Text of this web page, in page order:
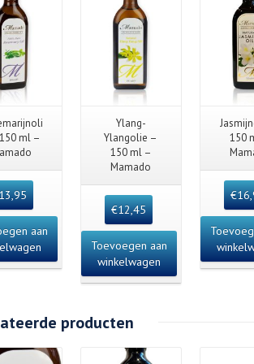
View
ml –
aan
Quick View
Ylang-
Ylangolie –
150 ml –
Mamado
€12,45
Toevoegen aan
winkelwagen
Quick
150
€
producten
Details